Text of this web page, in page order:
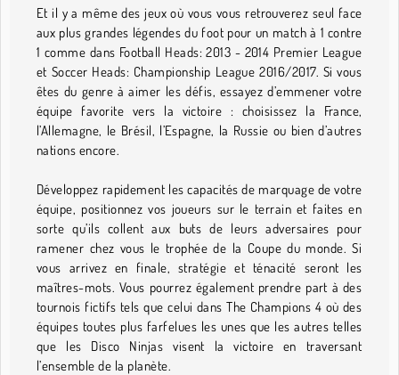
Et il y a même des jeux où vous vous retrouverez seul face
aux plus grandes légendes du foot pour un match à 1 contre
1 comme dans Football Heads: 2013 - 2014 Premier League
et Soccer Heads: Championship League 2016/2017. Si vous
êtes du genre à aimer les défis, essayez d’emmener votre
équipe favorite vers la victoire : choisissez la France,
l’Allemagne, le Brésil, l’Espagne, la Russie ou bien d’autres
nations encore.
Développez rapidement les capacités de marquage de votre
équipe, positionnez vos joueurs sur le terrain et faites en
sorte qu’ils collent aux buts de leurs adversaires pour
ramener chez vous le trophée de la Coupe du monde. Si
vous arrivez en finale, stratégie et ténacité seront les
maîtres-mots. Vous pourrez également prendre part à des
tournois fictifs tels que celui dans The Champions 4 où des
équipes toutes plus farfelues les unes que les autres telles
que les Disco Ninjas visent la victoire en traversant
l’ensemble de la planète.